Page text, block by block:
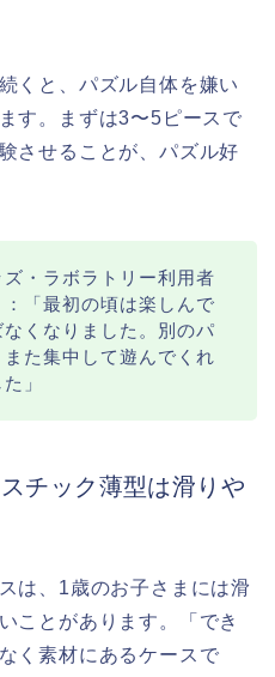
くと、パズル自体を嫌い
す。まずは3〜5ピースで
させることが、パズル好
・ラボラトリー利用者
「最初の頃は楽しんで
くなりました。別のパ
た集中して遊んでくれ
」
チック薄型は滑りや
は、1歳のお子さまには滑
ことがあります。「でき
く素材にあるケースで